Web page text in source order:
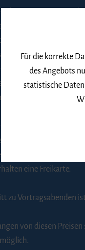
Eintrittspreise
ermäßigt für
Studierende gegen
der Gesellschaft zur
für Musik Freiburg
des
von Menschen mit
die das
eine Freikarte.
zu Vortragsabenden
von diesen Preisen
Für die korrekte
des Angebots
statistische